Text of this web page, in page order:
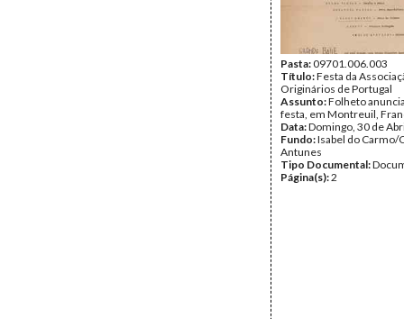
Pasta:09701.006.003
Título:Festa da
Originários de Portugal
Assunto:Folheto
festa, em Montreuil,
Data:Domingo, 30 de
Fundo:Isabel do Carmo/
Antunes
Tipo Documental:
Página(s):2